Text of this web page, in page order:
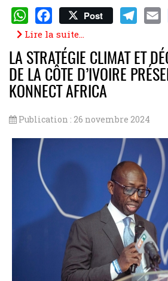
WhatsApp
Facebook
Post
Lire la suite...
LA STRATÉGIE CLIMAT ET
DE LA CÔTE D’IVOIRE
KONNECT AFRICA
Publication : 26 novembre 2024